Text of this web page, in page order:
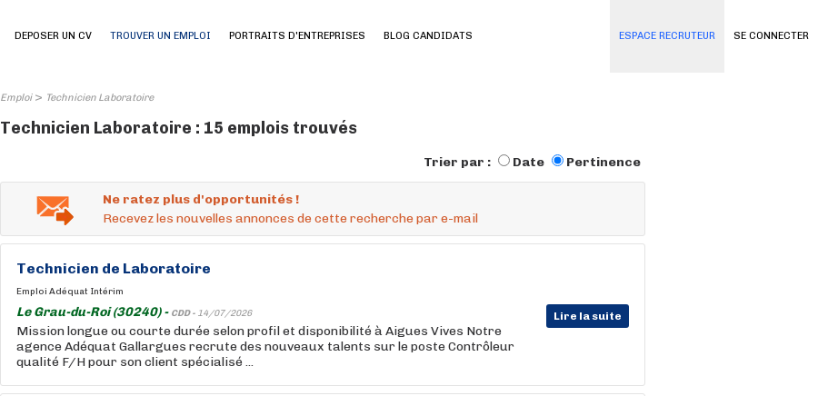
SE CONNECTER
DEPOSER UN CV TROUVER UN EMPLOI PORTRAITS D'ENTREPRISES BLOG CANDIDATS ESPACE RECRUTEUR
Emploi> Technicien Laboratoire
Technicien Laboratoire : 15 emplois trouvés
Trier par : Date Pertinence
Ne ratez plus d'opportunités !
Recevez les nouvelles annonces de cette recherche par e-mail
Technicien de Laboratoire
Emploi Adéquat Intérim
Le Grau-du-Roi (30240) - CDD - 14/07/2026 Lire la suite
Mission longue ou courte durée selon profil et disponibilité à Aigues Vives Notre
agence Adéquat Gallargues recrute des nouveaux talents sur le poste Contrôleur
qualité F/H pour son client spécialisé ...